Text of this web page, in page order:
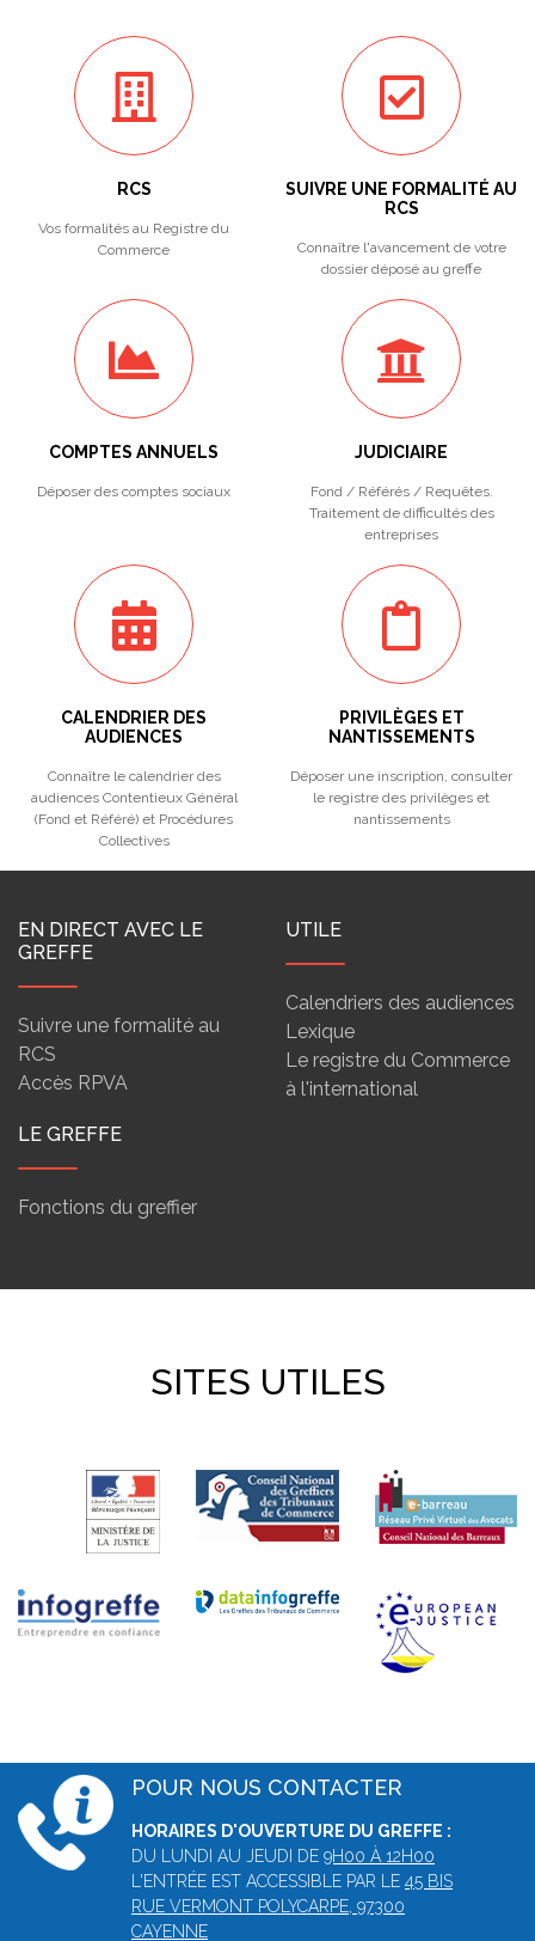
RCS
Vos formalités au Registre du
Commerce
SUIVRE UNE FORMALITÉ AU
RCS
Connaître l'avancement de votre
dossier déposé au greffe
COMPTES ANNUELS
Déposer des comptes sociaux
JUDICIAIRE
Fond / Référés / Requêtes.
Traitement de difficultés des
entreprises
CALENDRIER DES
AUDIENCES
Connaître le calendrier des
audiences Contentieux Général
(Fond et Référé) et Procédures
Collectives
PRIVILÈGES ET
NANTISSEMENTS
Déposer une inscription, consulter
le registre des privilèges et
nantissements
EN DIRECT AVEC LE
GREFFE
Suivre une formalité au
RCS
Accès RPVA
UTILE
Calendriers des audiences
Lexique
Le registre du Commerce
à l'international
LE GREFFE
Fonctions du greffier
SITES UTILES
POUR NOUS CONTACTER
HORAIRES D'OUVERTURE DU GREFFE :
DU LUNDI AU JEUDI DE 9H00 À 12H00
L'ENTRÉE EST ACCESSIBLE PAR LE 45 BIS
RUE VERMONT POLYCARPE, 97300
CAYENNE